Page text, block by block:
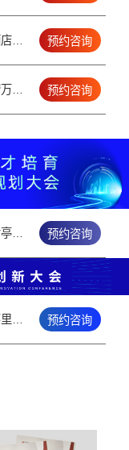
仁恒洲际酒店3楼宴会厅（香洲区情侣南路1号） 预约咨询
预约咨询
杭州千越君亭酒店 · 5楼钱江厅（上城区雷霆路126号） 预约咨询
预约咨询